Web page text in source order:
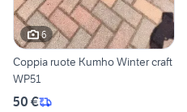
6
Coppia ruote Kumho Winter craft
WP51
50 €